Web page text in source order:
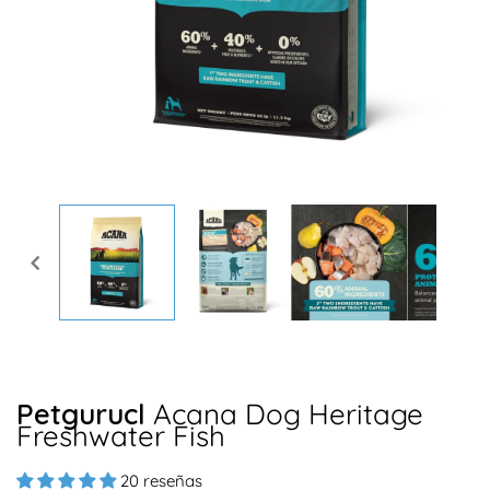
elemento
multimedia
en
una
Petgurucl Acana Dog Heritage
Freshwater Fish
20 reseñas